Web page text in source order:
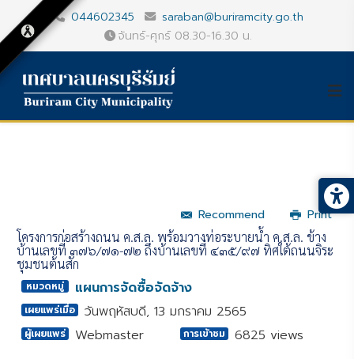
044602345
saraban@buriramcity.go.th
จันทร์-ศุกร์ 08.30-16.30 น.
Recommend
Print
โครงการก่อสร้างถนน ค.ส.ล. พร้อมวางท่อระบายน้ำ ค.ส.ล. ข้าง
บ้านเลขที่ ๓๗๖/๗๑-๗๒ ถึงบ้านเลขที่ ๔๓๕/๙๗ ทิศใต้ถนนจิระ
ชุมชนต้นสัก
หมวดหมู่ แผนการจัดซื้อจัดจ้าง
เผยแพร่เมื่อ วันพฤหัสบดี, 13 มกราคม 2565
ผู้เผยแพร่ Webmaster การเข้าชม 6825 views